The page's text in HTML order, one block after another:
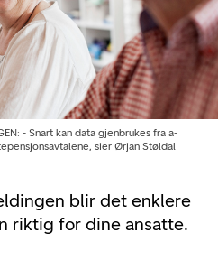
blir det enklere
riktig for dine ansatte.
- Snart kan data gjenbrukes fra a-
sier Ørjan Støldal